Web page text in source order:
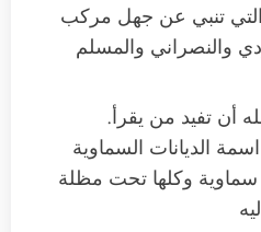
التي تنبي عن جهل مركب
والنصراني والمسلم
أن تفيد من يقرأ.
الديانات السماوية
وكلها تحت مظلة